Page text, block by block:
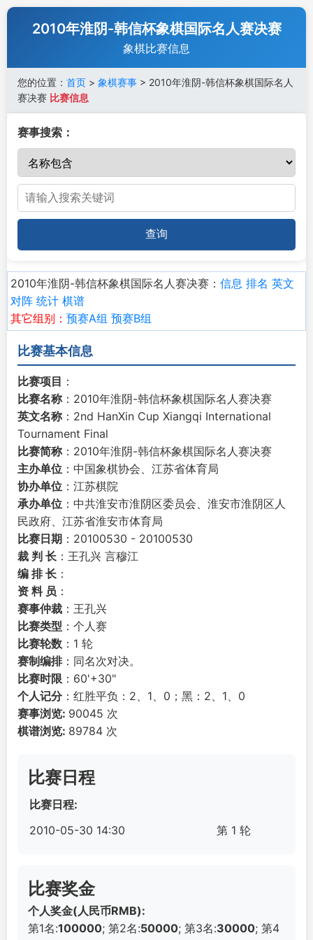
2010年淮阴-韩信杯象棋国际名人赛决赛
象棋比赛信息
您的位置： 首页 > 象棋赛事 > 2010年淮阴-韩信杯象棋国际名人
赛决赛 比赛信息
赛事搜索：
查询
2010年淮阴-韩信杯象棋国际名人赛决赛： 信息 排名 英文
对阵 统计 棋谱
其它组别： 预赛A组 预赛B组
比赛基本信息
比赛项目 ：
比赛名称 ：2010年淮阴-韩信杯象棋国际名人赛决赛
英文名称 ：2nd HanXin Cup Xiangqi International
Tournament Final
比赛简称 ：2010年淮阴-韩信杯象棋国际名人赛决赛
主办单位 ：中国象棋协会、江苏省体育局
协办单位 ：江苏棋院
承办单位 ：中共淮安市淮阴区委员会、淮安市淮阴区人
民政府、江苏省淮安市体育局
比赛日期 ：20100530 - 20100530
裁 判 长 ：王孔兴 言穆江
编 排 长 ：
资 料 员 ：
赛事仲裁 ：王孔兴
比赛类型 ：个人赛
比赛轮数 ：1 轮
赛制编排：同名次对决。
比赛时限 ：60'+30"
个人记分：红胜平负：2、1、0；黑：2、1、0
赛事浏览: 90045 次
棋谱浏览: 89784 次
比赛日程
比赛日程:
2010-05-30 14:30
第 1 轮
比赛奖金
个人奖金(人民币RMB):
第1名:100000; 第2名:50000; 第3名:30000; 第4